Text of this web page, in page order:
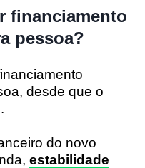
financiamento
pessoa?
desde que o
do novo
estabilidade